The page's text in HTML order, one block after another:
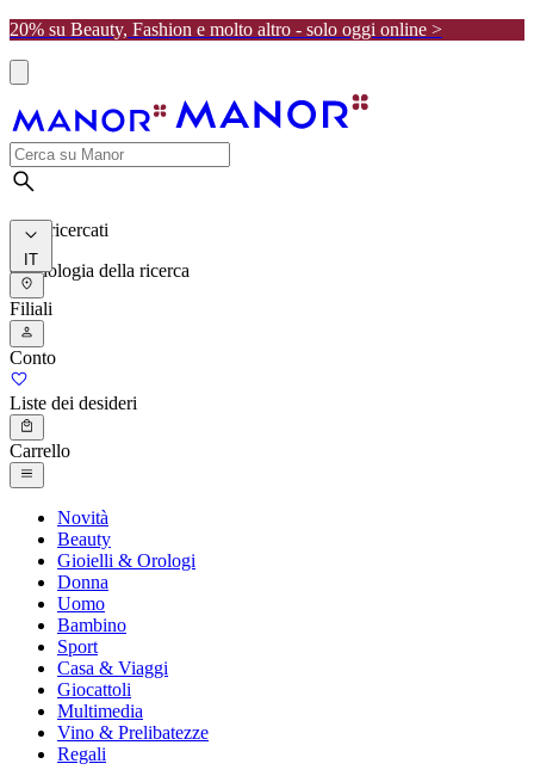
20% su Beauty, Fashion e molto altro - solo oggi online >
I più ricercati
Cronologia della ricerca
IT
Filiali
Conto
Liste dei desideri
Carrello
Novità
Beauty
Gioielli & Orologi
Donna
Uomo
Bambino
Sport
Casa & Viaggi
Giocattoli
Multimedia
Vino & Prelibatezze
Regali